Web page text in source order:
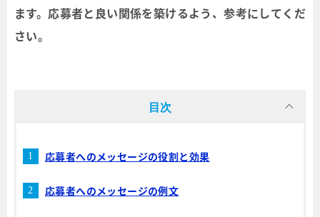
ます。応募者と良い関係を築けるよう、参考にしてくだ
さい。
目次
応募者へのメッセージの役割と効果
応募者へのメッセージの例文